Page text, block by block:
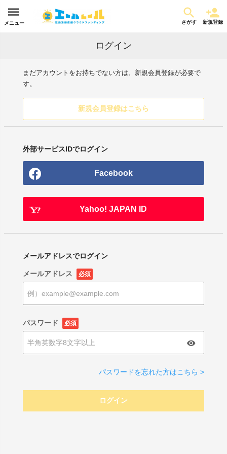
メニュー さがす 新規登録
ログイン
まだアカウントをお持ちでない方は、新規会員登録が必要で
す。
新規会員登録はこちら
外部サービスIDでログイン
Facebook
Yahoo! JAPAN ID
メールアドレスでログイン
メールアドレス 必須
パスワード 必須
パスワードを忘れた方はこちら >
ログイン